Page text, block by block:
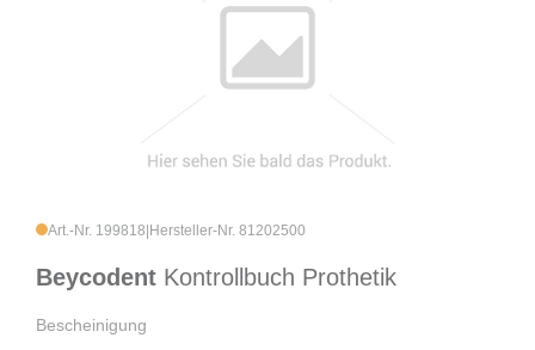
Art.-Nr. 199818 Hersteller-Nr. 81202500
Beycodent Kontrollbuch Prothetik
Bescheinigung